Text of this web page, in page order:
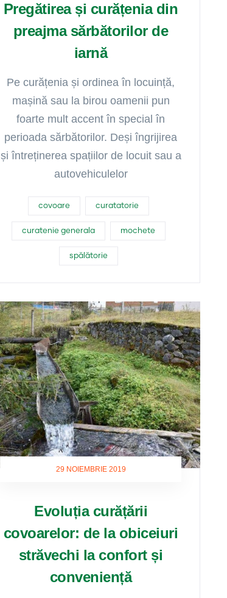
Pregătirea și curățenia din
preajma sărbătorilor de
iarnă
Pe curățenia și ordinea în locuință,
mașină sau la birou oamenii pun
foarte mult accent în special în
perioada sărbătorilor. Deși îngrijirea
și întreținerea spațiilor de locuit sau a
autovehiculelor
covoare curatatorie
curatenie generala mochete
spălătorie
29 NOIEMBRIE 2019
Evoluția curățării
covoarelor: de la obiceiuri
străvechi la confort și
conveniență